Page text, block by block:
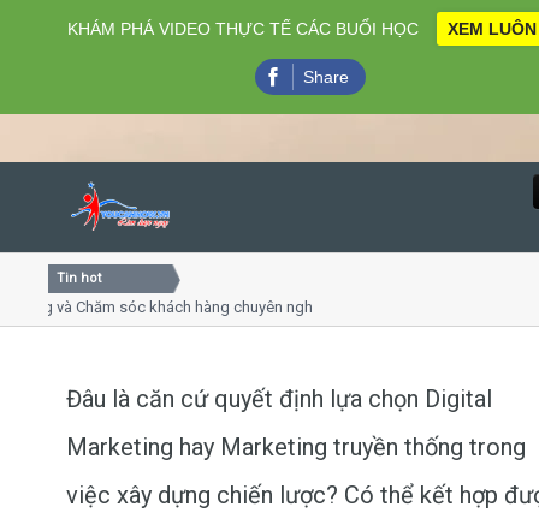
Close
Home
Tin hot
Chăm sóc khách hàng chuyên nghiệp
Đâu là căn cứ quyết định lựa chọn Digital
Marketing hay Marketing truyền thống trong
việc xây dựng chiến lược? Có thể kết hợp
KHÁM PHÁ VIDEO THỰC TẾ CÁC BUỔI HỌC XEM LUÔN
Share